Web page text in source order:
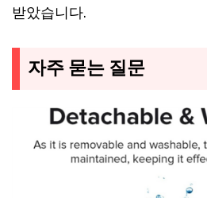
받았습니다.
자주 묻는 질문